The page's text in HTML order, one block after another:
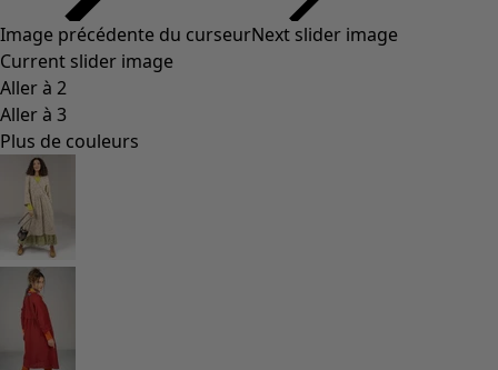
Image précédente du curseurNext slider image
Current slider image
Aller à 2
Aller à 3
Plus de couleurs